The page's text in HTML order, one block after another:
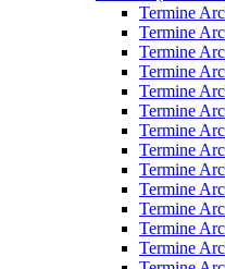
Termine
Termine
Termine
Termine
Termine
Termine
Termine
Termine
Termine
Termine
Termine
Termine
Termine